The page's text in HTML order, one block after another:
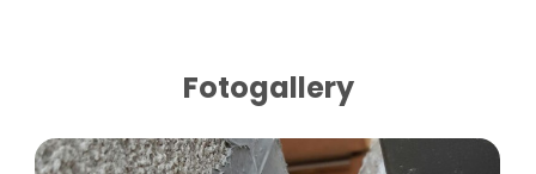
Fotogallery